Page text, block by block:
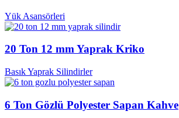
Yük Asansörleri
20 Ton 12 mm Yaprak Kriko
Basık Yaprak Silindirler
6 Ton Gözlü Polyester Sapan Kahve